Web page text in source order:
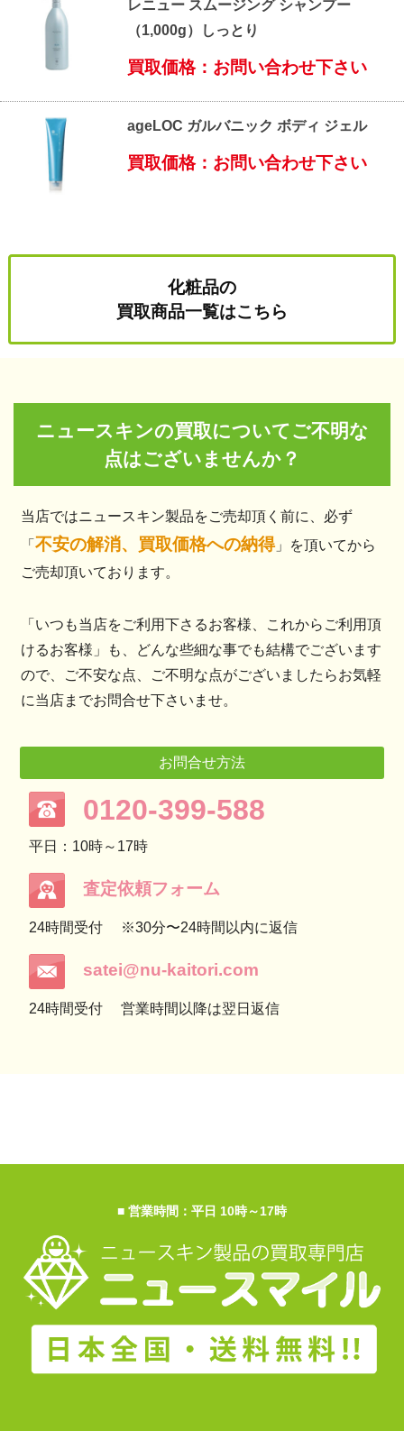
レニュー スムージング シャンプー
（1,000g）しっとり
買取価格：お問い合わせ下さい
ageLOC ガルバニック ボディ ジェル
買取価格：お問い合わせ下さい
化粧品の
買取商品一覧はこちら
ニュースキンの買取についてご不明な
点はございませんか？
当店ではニュースキン製品をご売却頂く前に、必ず
「不安の解消、買取価格への納得」を頂いてから
ご売却頂いております。
「いつも当店をご利用下さるお客様、これからご利用頂
けるお客様」も、どんな些細な事でも結構でございます
ので、ご不安な点、ご不明な点がございましたらお気軽
に当店までお問合せ下さいませ。
お問合せ方法
0120-399-588
平日：10時～17時
査定依頼フォーム
24時間受付 ※30分〜24時間以内に返信
satei@nu-kaitori.com
24時間受付 営業時間以降は翌日返信
■ 営業時間：平日 10時～17時